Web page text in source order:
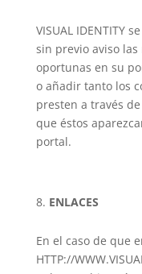
VISUAL IDENTITY
sin previo aviso
oportunas en su
o añadir tanto los
presten a través
que éstos
portal.
ENLACES
En el caso de que
HTTP://